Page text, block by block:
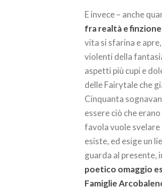
E invece – anche
fra realtà e finzione
vita si sfarina e
violenti della
aspetti più cupi e
delle Fairytale che
Cinquanta
essere ciò che
favola vuole svelare
esiste, ed esige un
guarda al presente,
poetico omaggio
Famiglie